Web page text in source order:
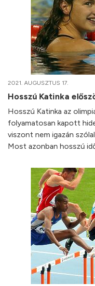
2021. AUGUSZTUS 17.
Hosszú Katinka
Hosszú Katinka az
folyamatosan kapott
viszont nem igazán
Most azonban hosszú